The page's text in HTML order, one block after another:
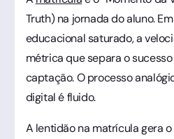
Truth) na jornada do aluno.
educacional saturado, a
métrica que separa o
captação. O processo
digital é fluido.
A lentidão na matrícula gera